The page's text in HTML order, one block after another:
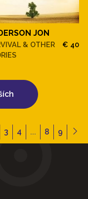
JON
& OTHER
€ 40
3 4 ... 8 9